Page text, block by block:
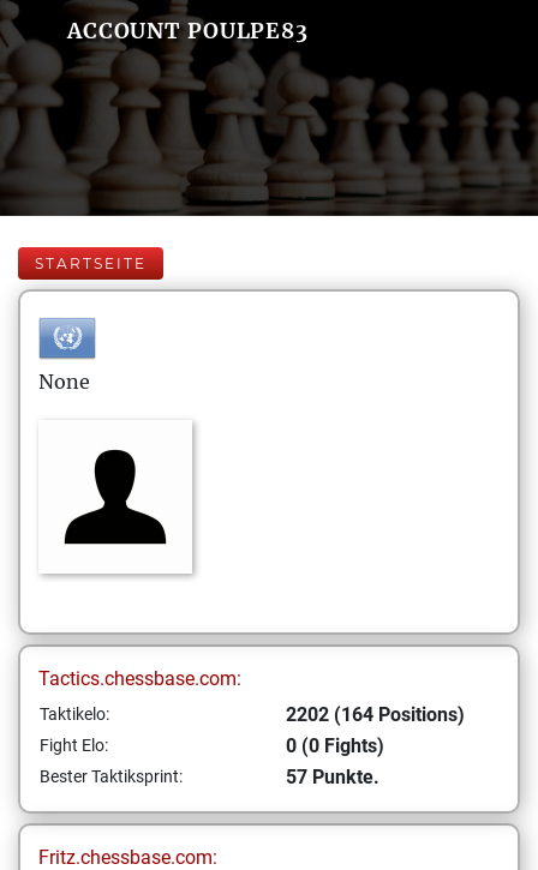
ACCOUNT POULPE83
STARTSEITE
None
Tactics.chessbase.com:
Taktikelo: 2202 (164 Positions)
Fight Elo: 0 (0 Fights)
Bester Taktiksprint: 57 Punkte.
Fritz.chessbase.com: